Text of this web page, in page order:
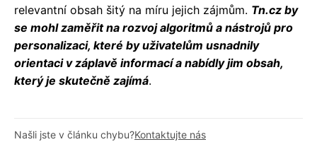
relevantní obsah šitý na míru jejich zájmům. Tn.cz by
se mohl zaměřit na rozvoj algoritmů a nástrojů pro
personalizaci, které by uživatelům usnadnily
orientaci v záplavě informací a nabídly jim obsah,
který je skutečně zajímá.
Našli jste v článku chybu?Kontaktujte nás